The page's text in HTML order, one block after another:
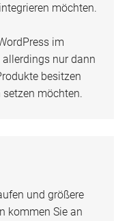
möchten.
im
nur dann
besitzen
möchten.
und größere
kommen Sie an